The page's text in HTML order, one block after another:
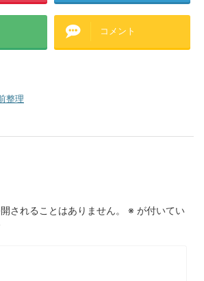
コメント
整理
されることはありません。 ※ が付いてい